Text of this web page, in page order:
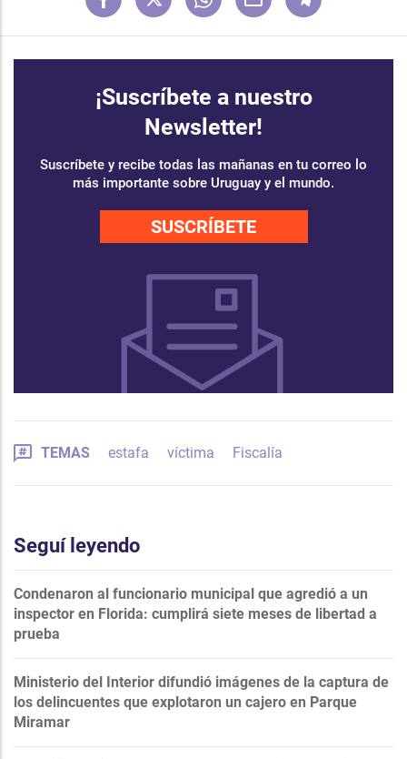
¡Suscríbete a nuestro
Newsletter!
Suscríbete y recibe todas las mañanas en tu correo lo
más importante sobre Uruguay y el mundo.
SUSCRÍBETE
TEMAS estafa víctima Fiscalía
Seguí leyendo
Condenaron al funcionario municipal que agredió a un
inspector en Florida: cumplirá siete meses de libertad a
prueba
Ministerio del Interior difundió imágenes de la captura de
los delincuentes que explotaron un cajero en Parque
Miramar